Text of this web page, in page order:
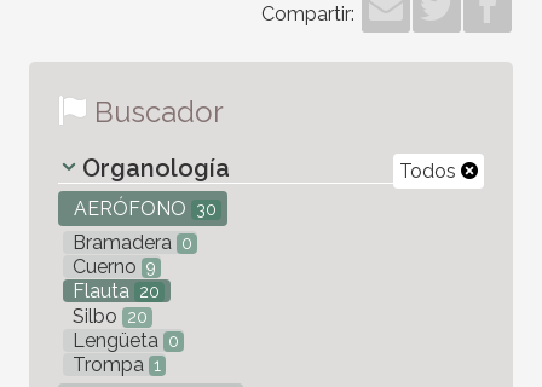
Compartir:
Buscador
Todos
Organología
AERÓFONO 30
Bramadera 0
Cuerno 9
Flauta 20
Silbo 20
Lengüeta 0
Trompa 1